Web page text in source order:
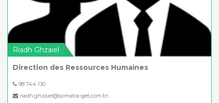
Riadh Ghzaiel
Direction des Ressources Humaines
98 744 130
riadh.ghzaiel@somatra-get.com.tn